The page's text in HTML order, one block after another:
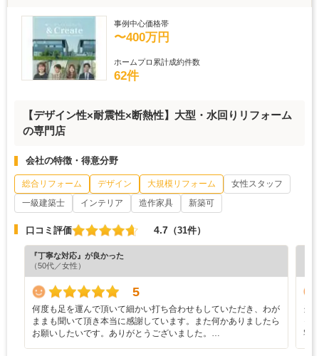
事例中心価格帯
〜400万円
ホームプロ累計成約件数
62件
【デザイン性×耐震性×断熱性】大型・水回りリフォーム
の専門店
会社の特徴・得意分野
総合リフォーム デザイン 大規模リフォーム
女性スタッフ
一級建築士
インテリア 造作家具 新築可
口コミ評価 4.7 （31件）
『丁寧な対応』が良かった
（50代／女性）
5
何度も足を運んで頂いて細かい打ち合わせもしていただき、わが
ままも聞いて頂き本当に感謝しています。また何かありましたら
お願いしたいです。ありがとうございました。…
当
宅